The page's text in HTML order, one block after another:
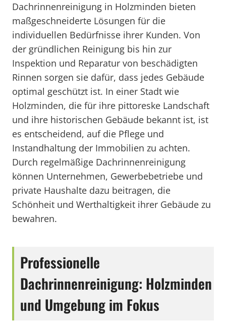
Dachrinnenreinigung in Holzminden bieten
maßgeschneiderte Lösungen für die
individuellen Bedürfnisse ihrer Kunden. Von
der gründlichen Reinigung bis hin zur
Inspektion und Reparatur von beschädigten
Rinnen sorgen sie dafür, dass jedes Gebäude
optimal geschützt ist. In einer Stadt wie
Holzminden, die für ihre pittoreske Landschaft
und ihre historischen Gebäude bekannt ist, ist
es entscheidend, auf die Pflege und
Instandhaltung der Immobilien zu achten.
Durch regelmäßige Dachrinnenreinigung
können Unternehmen, Gewerbebetriebe und
private Haushalte dazu beitragen, die
Schönheit und Werthaltigkeit ihrer Gebäude zu
bewahren.
Professionelle
Dachrinnenreinigung: Holzminden
und Umgebung im Fokus